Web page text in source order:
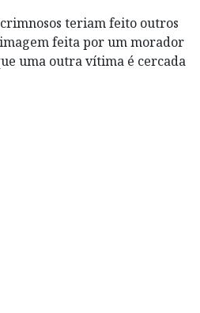
teriam feito outros
feita por um morador
uma outra vítima é cercada